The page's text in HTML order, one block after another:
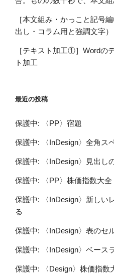
［本文組み・かっこと記号
出し・コラム用と強調文字）
［テキスト加工①］Wordの
ト加工
最近の投稿
保護中: 〈PP〉宿題
保護中: 〈InDesign〉全角ス
保護中: 〈InDesign〉見出し
保護中: 〈PP〉株価指数大全
保護中: 〈InDesign〉新しい
る
保護中: 〈InDesign〉表のセ
保護中: 〈InDesign〉ベース
保護中: 〈Design〉株価指数